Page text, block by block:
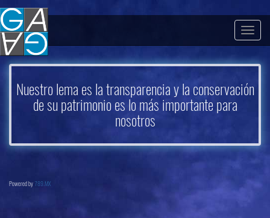
Nuestro lema es la transparencia y la conservación
de su patrimonio es lo más importante para
nosotros
Powered by 789.MX